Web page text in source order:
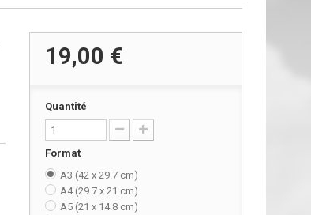
19,00 €
Quantité
Format
A3 (42 x 29.7 cm)
A4 (29.7 x 21 cm)
A5 (21 x 14.8 cm)